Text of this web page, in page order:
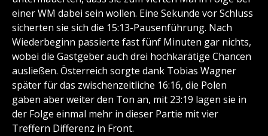
einer WM dabei sein wollen. Eine Sekunde vor Schluss
sicherten sie sich die 15:13-Pausenführung. Nach
Wiederbeginn passierte fast fünf Minuten gar nichts,
wobei die Gastgeber auch drei hochkarätige Chancen
ausließen. Österreich sorgte dank Tobias Wagner
später für das zwischenzeitliche 16:16, die Polen
gaben aber weiter den Ton an, mit 23:19 lagen sie in
der Folge einmal mehr in dieser Partie mit vier
Treffern Differenz in Front.